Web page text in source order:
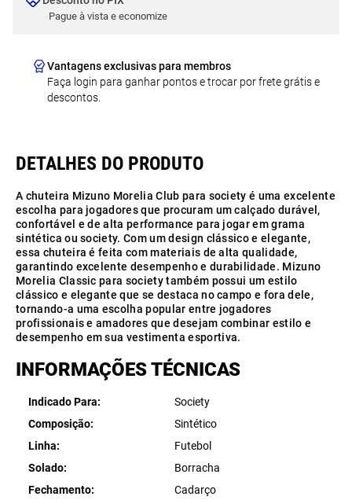
Pague à vista e economize
Vantagens exclusivas para membros
Faça login para ganhar pontos e trocar por frete grátis e
descontos.
A chuteira Mizuno Morelia Club para society é uma excelente
escolha para jogadores que procuram um calçado durável,
confortável e de alta performance para jogar em grama
sintética ou society. Com um design clássico e elegante,
essa chuteira é feita com materiais de alta qualidade,
garantindo excelente desempenho e durabilidade. Mizuno
Morelia Classic para society também possui um estilo
clássico e elegante que se destaca no campo e fora dele,
tornando-a uma escolha popular entre jogadores
profissionais e amadores que desejam combinar estilo e
desempenho em sua vestimenta esportiva.
INFORMAÇÕES TÉCNICAS
Indicado Para
Society
Composição
Sintético
Linha
Futebol
Solado
Borracha
Fechamento
Cadarço